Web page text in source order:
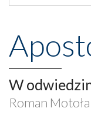
W
Roman Motoła